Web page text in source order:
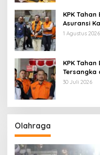
KPK
Asuransi
1 Agustus 2026
KPK
Tersangka
Pemerasan
30 Juli 2026
Olahraga